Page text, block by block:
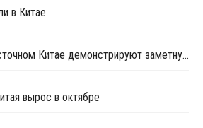
в Китае
Цены на бензол в Восточном Китае демонстрируют заметную тенденцию к росту
вырос в октябре